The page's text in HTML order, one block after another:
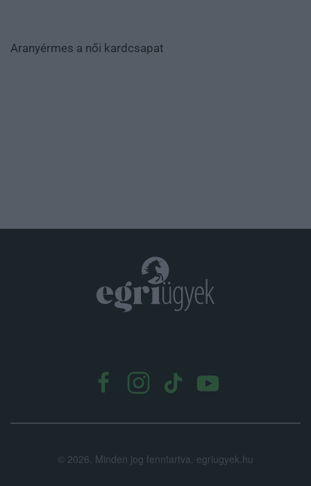
Aranyérmes a női kardcsapat
© 2026. Minden jog fenntartva. egriugyek.hu